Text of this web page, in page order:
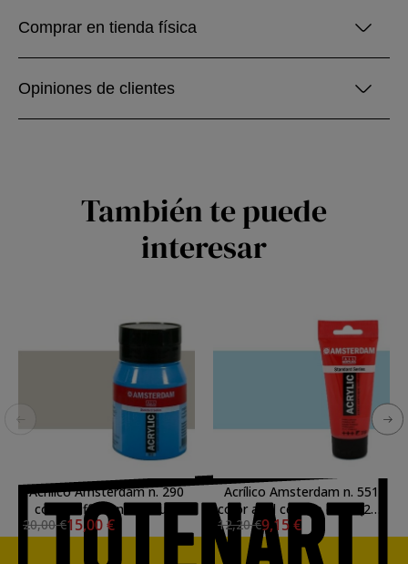
Comprar en tienda física
Opiniones de clientes
También te puede
interesar
Acrílico Amsterdam n. 290
color buff titanio oscuro
(500 ml)
20,00 €15,00 €
Acrílico Amsterdam n. 551
color azul celeste claro (250
ml)
12,20 €9,15 €